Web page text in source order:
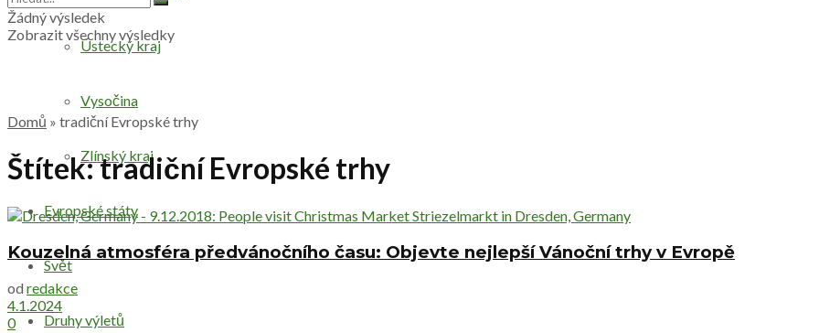
Ústecký kraj
Vysočina
Zlínský kraj
Evropské státy
Svět
Druhy výletů
Žádný výsledek
Zobrazit všechny výsledky
Domů » tradiční Evropské trhy
Štítek:tradiční Evropské trhy
Kouzelná atmosféra předvánočního času: Objevte nejlepší Vánoční trhy v Evropě
od redakce
4.1.2024
0